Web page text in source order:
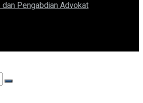
Pengabdian Advokat